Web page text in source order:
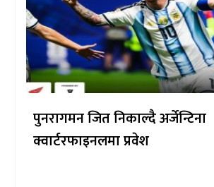
पुनरागमन जित निकाल्दै अर्जेन्टिना
क्वार्टरफाइनलमा प्रवेश